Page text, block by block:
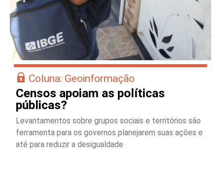
Coluna: Geoinformação
Censos apoiam as políticas
públicas?
Levantamentos sobre grupos sociais e territórios são
ferramenta para os governos planejarem suas ações e
até para reduzir a desigualdade